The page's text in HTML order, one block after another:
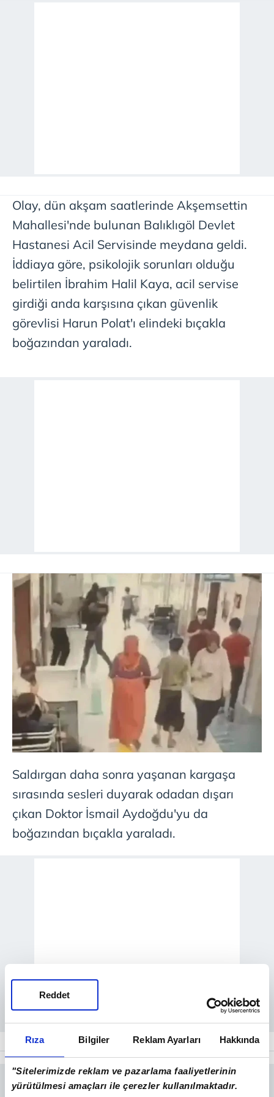
Rıza Bilgiler Reklam Ayarları Hakkında
"Sitelerimizde reklam ve pazarlama faaliyetlerinin
yürütülmesi amaçları ile çerezler kullanılmaktadır.
Reddet
Olay, dün akşam saatlerinde Akşemsettin
Mahallesi'nde bulunan Balıklıgöl Devlet
Hastanesi Acil Servisinde meydana geldi.
İddiaya göre, psikolojik sorunları olduğu
belirtilen İbrahim Halil Kaya, acil servise
girdiği anda karşısına çıkan güvenlik
görevlisi Harun Polat'ı elindeki bıçakla
boğazından yaraladı.
Saldırgan daha sonra yaşanan kargaşa
sırasında sesleri duyarak odadan dışarı
çıkan Doktor İsmail Aydoğdu'yu da
boğazından bıçakla yaraladı.